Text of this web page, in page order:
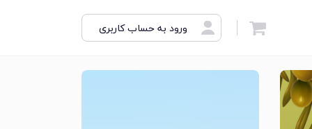
ورود به حساب کاربری